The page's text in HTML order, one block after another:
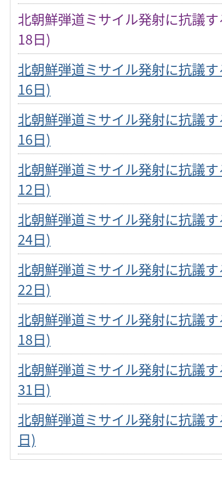
北朝鮮弾道ミサイル発射に抗議
18日)
北朝鮮弾道ミサイル発射に抗議
16日)
北朝鮮弾道ミサイル発射に抗議
16日)
北朝鮮弾道ミサイル発射に抗議
12日)
北朝鮮弾道ミサイル発射に抗議
24日)
北朝鮮弾道ミサイル発射に抗議
22日)
北朝鮮弾道ミサイル発射に抗議
18日)
北朝鮮弾道ミサイル発射に抗議
31日)
北朝鮮弾道ミサイル発射に抗議
日)